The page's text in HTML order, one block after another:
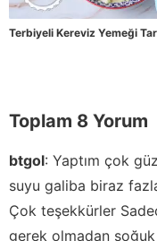
Terbiyeli Kereviz Yemeği
Toplam 8 Yorum
btgol: Yaptım çok
suyu galiba biraz
Çok teşekkürler
gerek olmadan